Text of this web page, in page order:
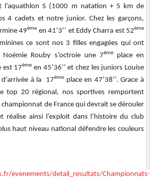
l’aquathlon S (1000 m natation + 5 km de
4 cadets et notre junior. Chez les garçons,
49ème en 41’3’’ et Eddy Charra est 52ème
ce sont nos 3 filles engagées qui ont
Rouby s’octroie une 7èmeplace en
est 17ème en 45’36’’ et chez les juniors Louise
à la 17ème place en 47’38’’. Grace à
top 20 régional, nos sportives remportent
de France qui devrait se dérouler
réalise ainsi l’exploit dans l’histoire du club
haut niveau national défendre les couleurs
evenements/detail_resultats/Championnats-